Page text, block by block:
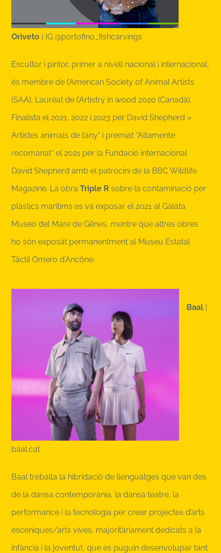
Oriveto | IG @portofino_fishcarvings
Escultor i pintor, primer a nivell nacional i internacional,
és membre de l’American Society of Animal Artists
(SAA), Lauréat de l’Artistry in wood 2020 (Canadà),
Finalista el 2021, 2022 i 2023 per David Shepherd »
Artistes animals de l’any” i premiat “Altamente
recomanat” el 2021 per la Fundació internacional
David Shepherd amb el patrocini de la BBC Wildlife
Magazine. La obraTriple R sobre la contaminació per
plàstics marítims es va exposar el 2021 al Galata
Museo del Mare de Gênes, mentre que altres obres
ho són exposàt permanentment al Museu Estatal
Tàctil Omero d’Ancône.
Baal |
baal.cat
Baal treballa la hibridació de llenguatges que van des
de la dansa contemporània, la dansa teatre, la
performance i la tecnologia per crear projectes d’arts
escèniques/arts vives, majoritàriament dedicats a la
infància i la joventut, que es puguin desenvolupar tant